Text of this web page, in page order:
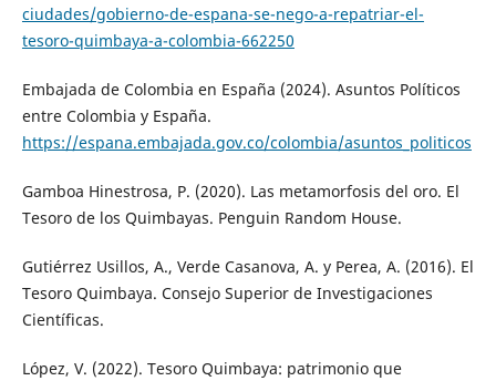
ciudades/gobierno-de-espana-se-nego-a-repatriar-el-
tesoro-quimbaya-a-colombia-662250
Embajada de Colombia en España (2024). Asuntos Políticos
entre Colombia y España.
https://espana.embajada.gov.co/colombia/asuntos_politicos
Gamboa Hinestrosa, P. (2020). Las metamorfosis del oro. El
Tesoro de los Quimbayas. Penguin Random House.
Gutiérrez Usillos, A., Verde Casanova, A. y Perea, A. (2016). El
Tesoro Quimbaya. Consejo Superior de Investigaciones
Científicas.
López, V. (2022). Tesoro Quimbaya: patrimonio que